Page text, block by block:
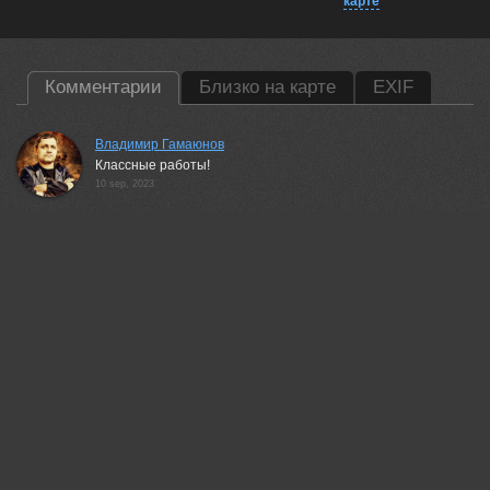
Комментарии Близко на карте EXIF
Владимир Гамаюнов
Классные работы!
10 sep, 2023